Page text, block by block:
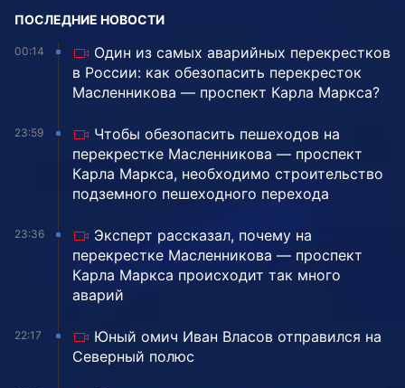
ПОСЛЕДНИЕ НОВОСТИ
00:14
Один из самых аварийных перекрестков
в России: как обезопасить перекресток
Масленникова — проспект Карла Маркса?
23:59
Чтобы обезопасить пешеходов на
перекрестке Масленникова — проспект
Карла Маркса, необходимо строительство
подземного пешеходного перехода
23:36
Эксперт рассказал, почему на
перекрестке Масленникова — проспект
Карла Маркса происходит так много
аварий
22:17
Юный омич Иван Власов отправился на
Северный полюс